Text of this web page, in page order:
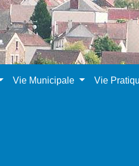
Vie Municipale Vie